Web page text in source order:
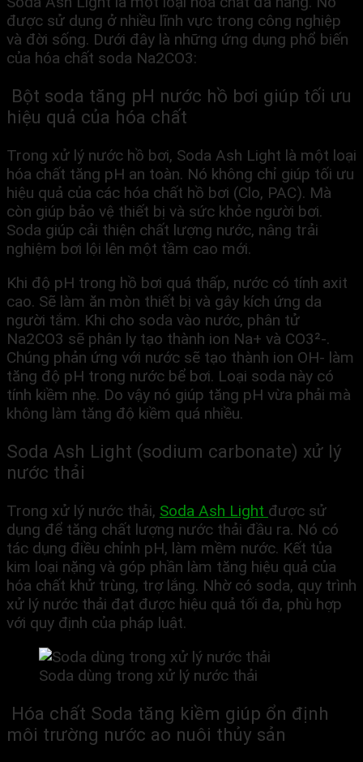
được sử dụng ở nhiều lĩnh vực trong công nghiệp
và đời sống. Dưới đây là những ứng dụng phổ biến
của hóa chất soda Na2CO3:
Bột soda tăng pH nước hồ bơi giúp tối ưu
hiệu quả của hóa chất
Trong xử lý nước hồ bơi, Soda Ash Light là một loại
hóa chất tăng pH an toàn. Nó không chỉ giúp tối ưu
hiệu quả của các hóa chất hồ bơi (Clo, PAC). Mà
còn giúp bảo vệ thiết bị và sức khỏe người bơi.
Soda giúp cải thiện chất lượng nước, nâng trải
nghiệm bơi lội lên một tầm cao mới.
Khi độ pH trong hồ bơi quá thấp, nước có tính axit
cao. Sẽ làm ăn mòn thiết bị và gây kích ứng da
người tắm. Khi cho soda vào nước, phân tử
Na2CO3 sẽ phân ly tạo thành ion Na+ và CO3²-.
Chúng phản ứng với nước sẽ tạo thành ion OH- làm
tăng độ pH trong nước bể bơi. Loại soda này có
tính kiềm nhẹ. Do vậy nó giúp tăng pH vừa phải mà
không làm tăng độ kiềm quá nhiều.
Soda Ash Light (sodium carbonate) xử lý
nước thải
Trong xử lý nước thải, Soda Ash Light được sử
dụng để tăng chất lượng nước thải đầu ra. Nó có
tác dụng điều chỉnh pH, làm mềm nước. Kết tủa
kim loại nặng và góp phần làm tăng hiệu quả của
hóa chất khử trùng, trợ lắng. Nhờ có soda, quy trình
xử lý nước thải đạt được hiệu quả tối đa, phù hợp
với quy định của pháp luật.
Soda dùng trong xử lý nước thải
Hóa chất Soda tăng kiềm giúp ổn định
môi trường nước ao nuôi thủy sản